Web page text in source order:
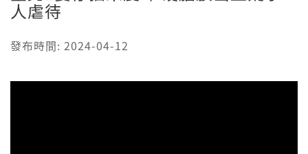
人虐待
發布時間: 2024-04-12